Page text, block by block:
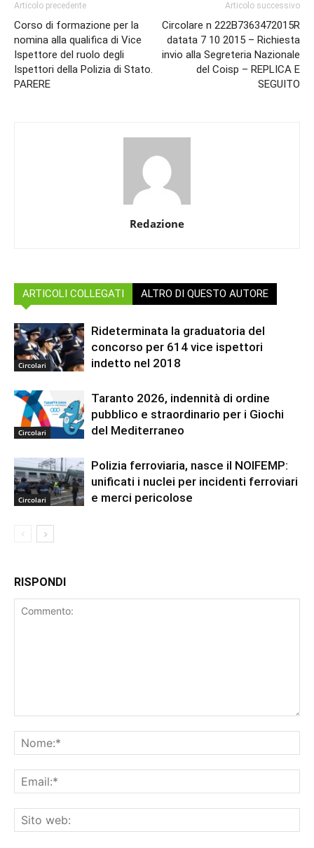
Articolo precedente
Corso di formazione per la
nomina alla qualifica di Vice
Ispettore del ruolo degli
Ispettori della Polizia di Stato.
PARERE
Articolo successivo
Circolare n 222B7363472015R
datata 7 10 2015 – Richiesta
invio alla Segreteria Nazionale
del Coisp – REPLICA E
SEGUITO
Redazione
ARTICOLI COLLEGATI ALTRO DI QUESTO AUTORE
Circolari
Rideterminata la graduatoria del
concorso per 614 vice ispettori
indetto nel 2018
Circolari
Taranto 2026, indennità di ordine
pubblico e straordinario per i Giochi
del Mediterraneo
Circolari
Polizia ferroviaria, nasce il NOIFEMP:
unificati i nuclei per incidenti ferroviari
e merci pericolose
RISPONDI